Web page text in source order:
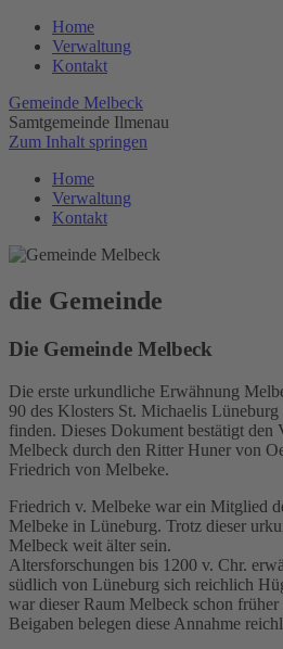
Home
Verwaltung
Kontakt
Gemeinde Melbeck
Samtgemeinde Ilmenau
Zum Inhalt springen
Home
Verwaltung
Kontakt
die Gemeinde
Die Gemeinde Melbeck
Die erste urkundliche Erwähnung
90 des Klosters St. Michaelis
finden. Dieses Dokument bestätigt den
Melbeck durch den Ritter Huner von
Friedrich von Melbeke.
Friedrich v. Melbeke war ein Mitglied
Melbeke in Lüneburg. Trotz dieser
Melbeck weit älter sein.
Altersforschungen bis 1200 v. Chr.
südlich von Lüneburg sich reichlich
war dieser Raum Melbeck schon
Beigaben belegen diese Annahme